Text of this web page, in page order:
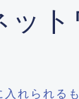
ット
れられる